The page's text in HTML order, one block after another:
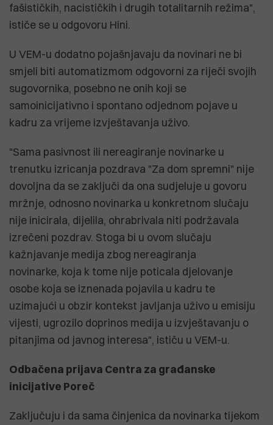
fašističkih, nacističkih i drugih totalitarnih režima",
ističe se u odgovoru Hini.
U VEM-u dodatno pojašnjavaju da novinari ne bi
smjeli biti automatizmom odgovorni za riječi svojih
sugovornika, posebno ne onih koji se
samoinicijativno i spontano odjednom pojave u
kadru za vrijeme izvještavanja uživo.
"Sama pasivnost ili nereagiranje novinarke u
trenutku izricanja pozdrava "Za dom spremni" nije
dovoljna da se zaključi da ona sudjeluje u govoru
mržnje, odnosno novinarka u konkretnom slučaju
nije inicirala, dijelila, ohrabrivala niti podržavala
izrečeni pozdrav. Stoga bi u ovom slučaju
kažnjavanje medija zbog nereagiranja
novinarke, koja k tome nije poticala djelovanje
osobe koja se iznenada pojavila u kadru te
uzimajući u obzir kontekst javljanja uživo u emisiju
vijesti, ugrozilo doprinos medija u izvještavanju o
pitanjima od javnog interesa", ističu u VEM-u.
Odbačena prijava Centra za građanske
inicijative Poreč
Zaključuju i da sama činjenica da novinarka tijekom